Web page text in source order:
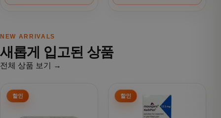
NEW ARRIVALS
새롭게 입고된 상품
전체 상품 보기 →
여러 상품 옵션이 이 상품에 있습니다. 상품 페이지에서 옵션